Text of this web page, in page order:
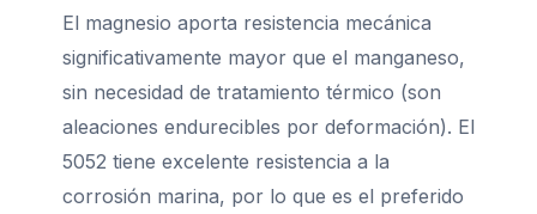
El magnesio aporta resistencia mecánica
significativamente mayor que el manganeso,
sin necesidad de tratamiento térmico (son
aleaciones endurecibles por deformación). El
5052 tiene excelente resistencia a la
corrosión marina, por lo que es el preferido